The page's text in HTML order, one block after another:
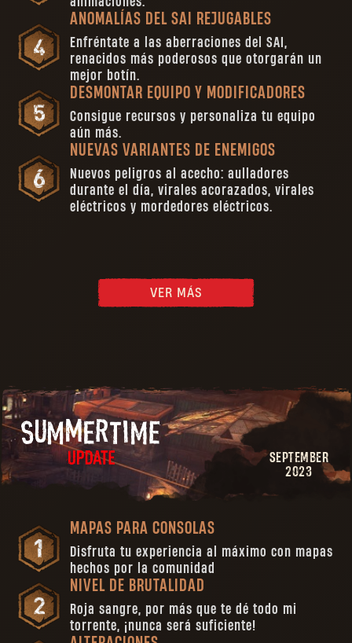
ANOMALÍAS DEL SAI REJUGABLES
Enfréntate a las aberraciones del SAI,
renacidos más poderosos que otorgarán un
mejor botín.
DESMONTAR EQUIPO Y MODIFICADORES
Consigue recursos y personaliza tu equipo
aún más.
NUEVAS VARIANTES DE ENEMIGOS
Nuevos peligros al acecho: aulladores
durante el día, virales acorazados, virales
eléctricos y mordedores eléctricos.
VER MÁS
SEPTEMBER
2023
MAPAS PARA CONSOLAS
Disfruta tu experiencia al máximo con mapas
hechos por la comunidad
NIVEL DE BRUTALIDAD
Roja sangre, por más que te dé todo mi
torrente, ¡nunca será suficiente!